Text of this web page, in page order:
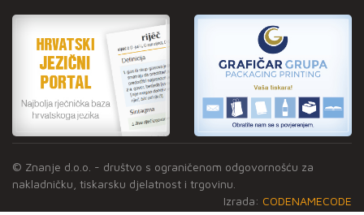
© Znanje d.o.o. - društvo s ograničenom odgovornošću za
nakladničku, tiskarsku djelatnost i trgovinu.
Izrada: CODENAMECODE